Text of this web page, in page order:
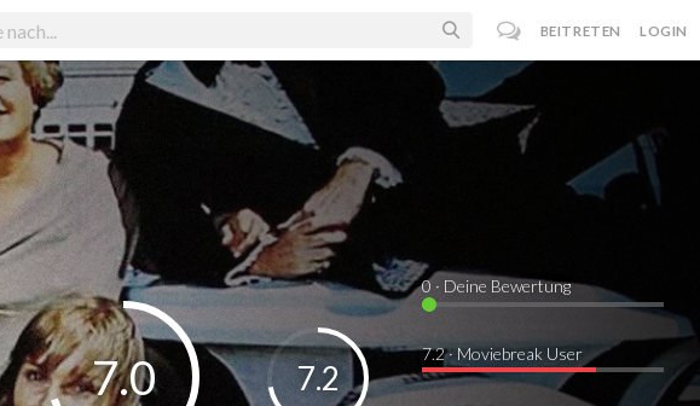
BEITRETEN LOGIN
7.0 7.2
0 · Deine Bewertung
7.2 · Moviebreak User